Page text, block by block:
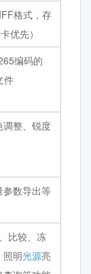
格式，存
优先）
编码的
件
调整、锐度
参数导出等
比较、冻
照明光源亮